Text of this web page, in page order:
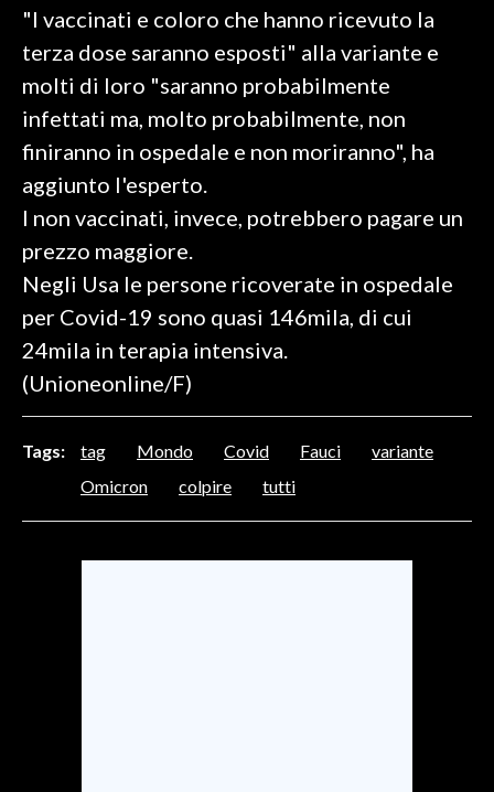
CULTURA
SPETTACOLI
SALUTE
SARDEGNA TURISMO
SARDI NEL MONDO
NOTIZIE
#CARAUNIONE
INSULARITÀ
"I vaccinati e coloro che hanno ricevuto la
terza dose saranno esposti" alla variante e
molti di loro "saranno probabilmente
infettati ma, molto probabilmente, non
finiranno in ospedale e non moriranno", ha
aggiunto l'esperto.
I non vaccinati, invece, potrebbero pagare un
prezzo maggiore.
Negli Usa le persone ricoverate in ospedale
per Covid-19 sono quasi 146mila, di cui
24mila in terapia intensiva.
(Unioneonline/F)
Tags: tag Mondo Covid Fauci
variante
Omicron
colpire tutti